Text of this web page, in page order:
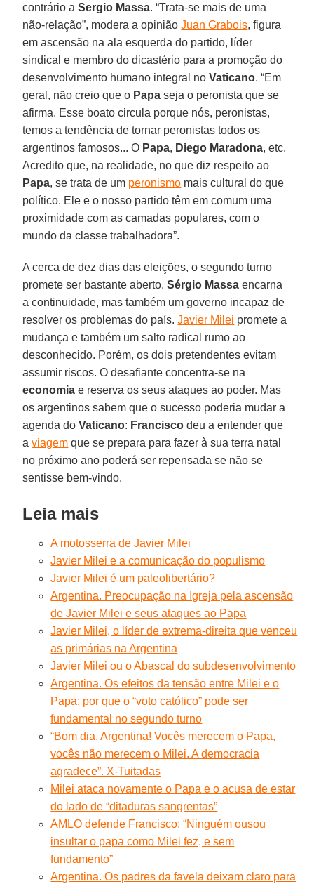
contrário aSergio Massa. “Trata-se mais de uma
não-relação”, modera a opiniãoJuan Grabois, figura
em ascensão na ala esquerda do partido, líder
sindical e membro do dicastério para a promoção do
desenvolvimento humano integral noVaticano. “Em
geral, não creio que o Papa seja o peronista que se
afirma. Esse boato circula porque nós, peronistas,
temos a tendência de tornar peronistas todos os
argentinos famosos... O Papa, Diego Maradona, etc.
Acredito que, na realidade, no que diz respeito ao
Papa, se trata de um peronismo mais cultural do que
político. Ele e o nosso partido têm em comum uma
proximidade com as camadas populares, com o
mundo da classe trabalhadora”.
A cerca de dez dias das eleições, o segundo turno
promete ser bastante aberto.Sérgio Massa encarna
a continuidade, mas também um governo incapaz de
resolver os problemas do país.Javier Milei promete a
mudança e também um salto radical rumo ao
desconhecido. Porém, os dois pretendentes evitam
assumir riscos. O desafiante concentra-se na
economia e reserva os seus ataques ao poder. Mas
os argentinos sabem que o sucesso poderia mudar a
agenda doVaticano: Francisco deu a entender que
aviagem que se prepara para fazer à sua terra natal
no próximo ano poderá ser repensada se não se
sentisse bem-vindo.
Leia mais
A motosserra de Javier Milei
Javier Milei e a comunicação do populismo
Javier Milei é um paleolibertário?
Argentina. Preocupação na Igreja pela ascensão
de Javier Milei e seus ataques ao Papa
Javier Milei, o líder de extrema-direita que venceu
as primárias na Argentina
Javier Milei ou o Abascal do subdesenvolvimento
Argentina. Os efeitos da tensão entre Milei e o
Papa: por que o “voto católico” pode ser
fundamental no segundo turno
“Bom dia, Argentina! Vocês merecem o Papa,
vocês não merecem o Milei. A democracia
agradece”. X-Tuitadas
Milei ataca novamente o Papa e o acusa de estar
do lado de “ditaduras sangrentas”
AMLO defende Francisco: “Ninguém ousou
insultar o papa como Milei fez, e sem
fundamento”
Argentina. Os padres da favela deixam claro para